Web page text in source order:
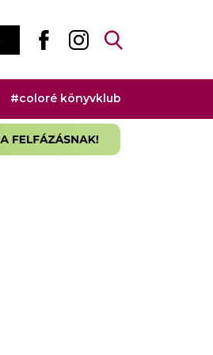
#coloré könyvklub